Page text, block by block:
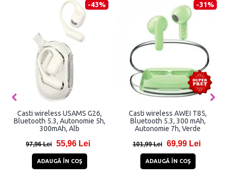
-43%
Casti wireless USAMS G26,
Bluetooth 5.3, Autonomie 5h,
300mAh, Alb
97,96 Lei 55,96 Lei
ADAUGĂ ÎN COŞ
-31%
Casti wireless AWEI T85,
Bluetooth 5.3, 300 mAh,
Autonomie 7h, Verde
101,99 Lei 69,99 Lei
ADAUGĂ ÎN COŞ